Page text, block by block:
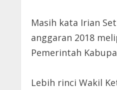
Masih kata Irian
anggaran 2018
Pemerintah
Lebih rinci Wakil